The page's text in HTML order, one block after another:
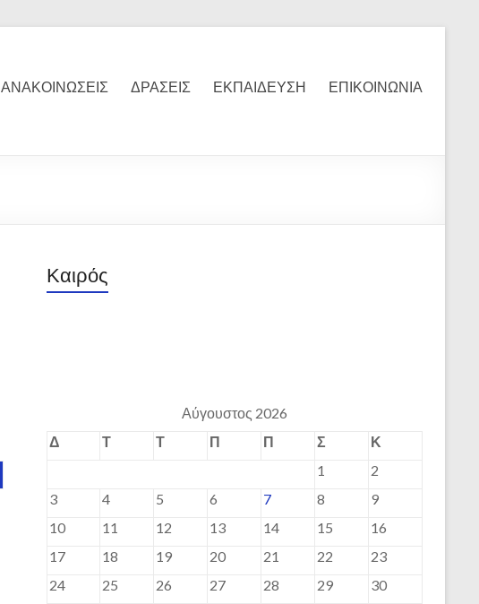
ΑΝΑΚΟΙΝΩΣΕΙΣ ΔΡΑΣΕΙΣ ΕΚΠΑΙΔΕΥΣΗ ΕΠΙΚΟΙΝΩΝΙΑ
Καιρός
Αύγουστος 2026
Δ
Τ Τ Π Π Σ Κ
1
2
3
4 5 6 7 8
9
10
11 12 13 14 15
16
17
18 19 20 21 22
23
24
25 26 27 28 29
30